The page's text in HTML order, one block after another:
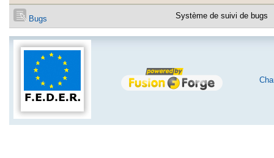
Bugs Système de suivi de bugs